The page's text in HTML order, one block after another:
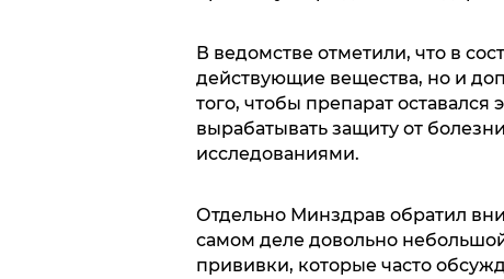
В ведомстве отметили, что в
действующие вещества, но и
того, чтобы препарат
вырабатывать защиту от
исследованиями.
Отдельно Минздрав обратил
самом деле довольно
прививки, которые часто